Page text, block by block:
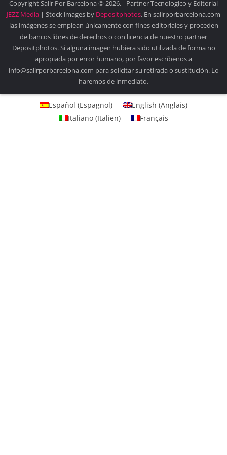
Copyright Salir Por Barcelona © 2026.| Partner Tecnologico y Editorial
JEZZ Media | Stock images by Depositphotos. En salirporbarcelona.com
las imágenes se emplean únicamente con fines editoriales y proceden
de bancos libres de derechos o con licencia de nuestro partner
Depositphotos. Si alguna imagen hubiera sido utilizada de forma no
apropiada por error humano, por favor escríbenos a
info@salirporbarcelona.com para solicitar su retirada o sustitución. Lo
haremos de inmediato.
Español (Espagnol) English (Anglais)
Italiano (Italien) Français